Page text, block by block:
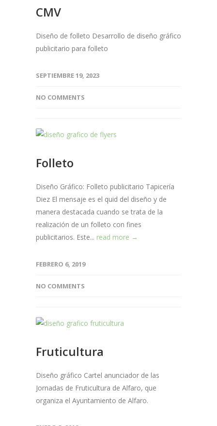
CMV
Diseño de folleto Desarrollo de diseño gráfico
publicitario para folleto
SEPTIEMBRE 19, 2023
NO COMMENTS
Folleto
Diseño Gráfico: Folleto publicitario Tapicería
Diez El mensaje es el quid del diseño y de
manera destacada cuando se trata de la
realización de un folleto con fines
publicitarios. Este... read more →
FEBRERO 6, 2019
NO COMMENTS
Fruticultura
Diseño gráfico Cartel anunciador de las
Jornadas de Fruticultura de Alfaro, que
organiza el Ayuntamiento de Alfaro.